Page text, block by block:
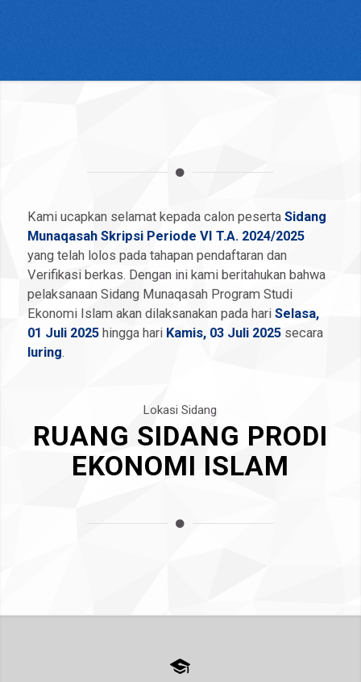
Kami ucapkan selamat kepada calon peserta Sidang
Munaqasah Skripsi Periode VI T.A. 2024/2025
yang telah lolos pada tahapan pendaftaran dan
Verifikasi berkas. Dengan ini kami beritahukan bahwa
pelaksanaan Sidang Munaqasah Program Studi
Ekonomi Islam akan dilaksanakan pada hari Selasa,
01 Juli 2025hingga hari Kamis, 03 Juli 2025secara
luring.
Lokasi Sidang
RUANG SIDANG PRODI
EKONOMI ISLAM